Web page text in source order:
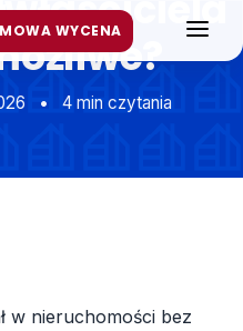
WYCENA
• 4 min czytania
w nieruchomości bez